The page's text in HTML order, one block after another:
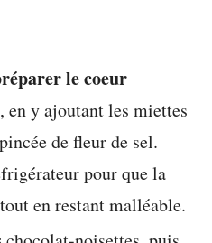
le coeur
, en y ajoutant les miettes
de fleur de sel.
pour que la
en restant malléable.